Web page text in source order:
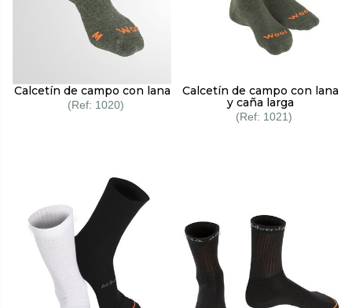
Calcetín de campo con lana
1020
Calcetín de campo con lana
y caña larga
1021